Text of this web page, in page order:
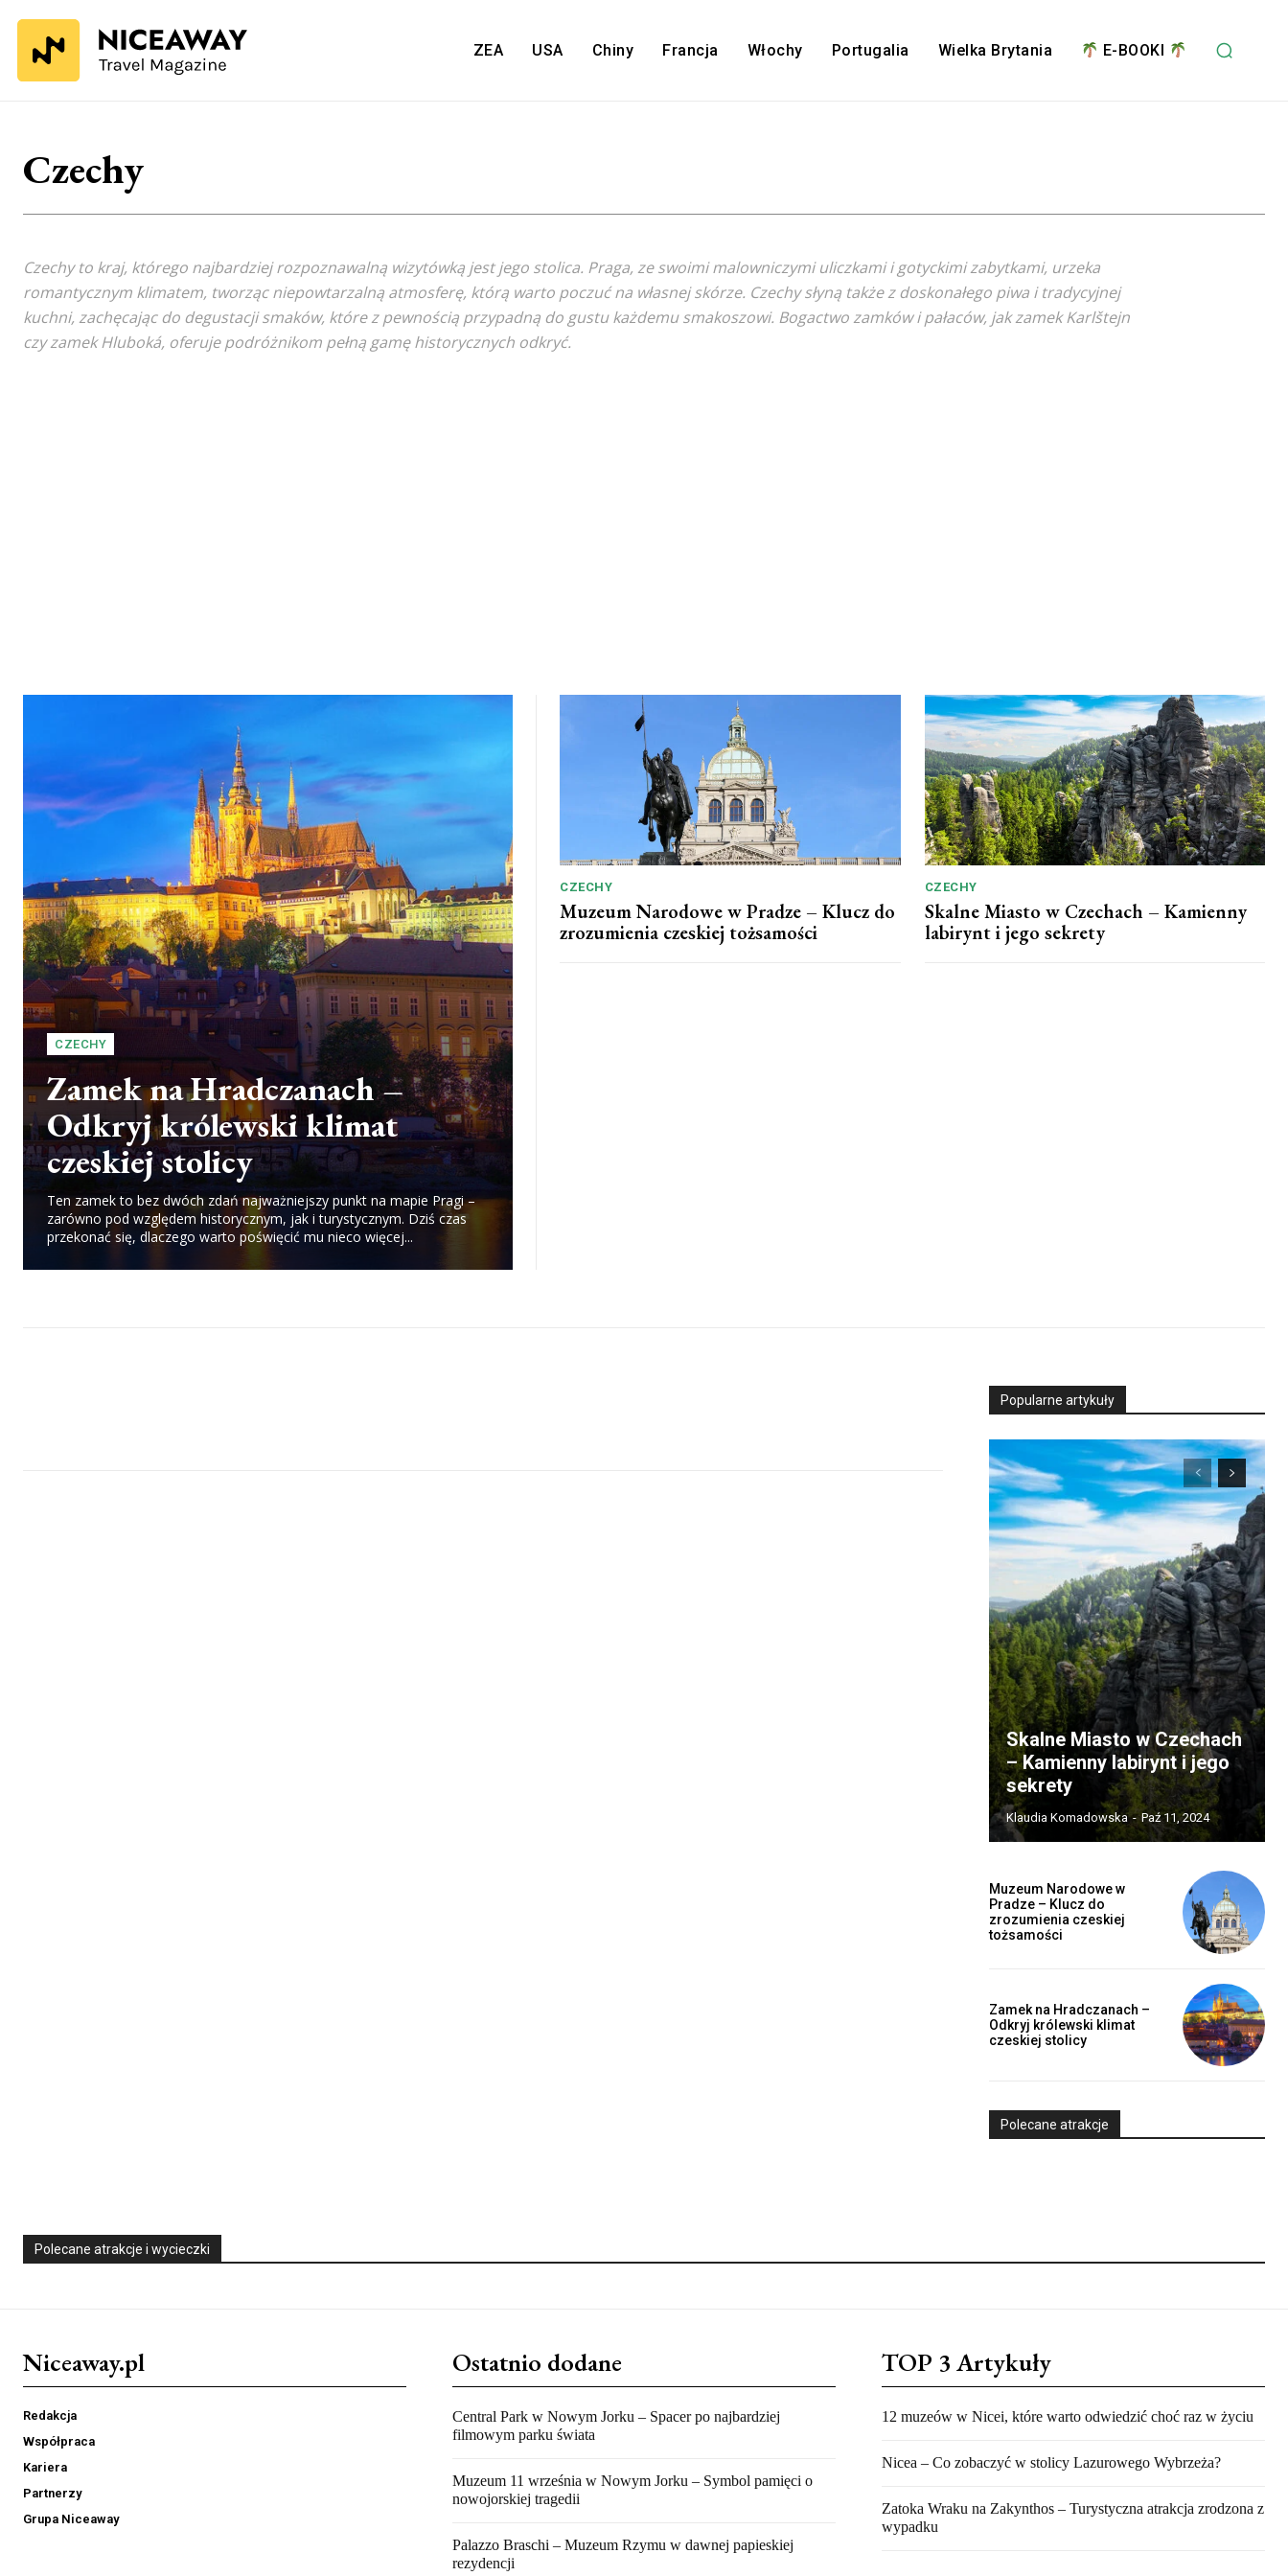
ZEA USA Chiny Francja Włochy Portugalia Wielka Brytania E-BOOKI
Czechy
Czechy to kraj, którego najbardziej rozpoznawalną wizytówką jest jego stolica. Praga, ze swoimi malowniczymi uliczkami i gotyckimi zabytkami, urzeka
romantycznym klimatem, tworząc niepowtarzalną atmosferę, którą warto poczuć na własnej skórze. Czechy słyną także z doskonałego piwa i tradycyjnej
kuchni, zachęcając do degustacji smaków, które z pewnością przypadną do gustu każdemu smakoszowi. Bogactwo zamków i pałaców, jak zamek Karlštejn
czy zamek Hluboká, oferuje podróżnikom pełną gamę historycznych odkryć.
CZECHY
Zamek na Hradczanach –
Odkryj królewski klimat
czeskiej stolicy
Ten zamek to bez dwóch zdań najważniejszy punkt na mapie Pragi –
zarówno pod względem historycznym, jak i turystycznym. Dziś czas
przekonać się, dlaczego warto poświęcić mu nieco więcej...
CZECHY
Muzeum Narodowe w Pradze – Klucz do
zrozumienia czeskiej tożsamości
CZECHY
Skalne Miasto w Czechach – Kamienny
labirynt i jego sekrety
Popularne artykuły
Skalne Miasto w Czechach
– Kamienny labirynt i jego
sekrety
Klaudia Komadowska - Paź 11, 2024
Muzeum Narodowe w
Pradze – Klucz do
zrozumienia czeskiej
tożsamości
Zamek na Hradczanach –
Odkryj królewski klimat
czeskiej stolicy
Polecane atrakcje
Polecane atrakcje i wycieczki
Niceaway.pl
Redakcja
Współpraca
Kariera
Partnerzy
Grupa Niceaway
Ostatnio dodane
Central Park w Nowym Jorku – Spacer po najbardziej
filmowym parku świata
Muzeum 11 września w Nowym Jorku – Symbol pamięci o
nowojorskiej tragedii
Palazzo Braschi – Muzeum Rzymu w dawnej papieskiej
rezydencji
TOP 3 Artykuły
12 muzeów w Nicei, które warto odwiedzić choć raz w życiu
Nicea – Co zobaczyć w stolicy Lazurowego Wybrzeża?
Zatoka Wraku na Zakynthos – Turystyczna atrakcja zrodzona z
wypadku